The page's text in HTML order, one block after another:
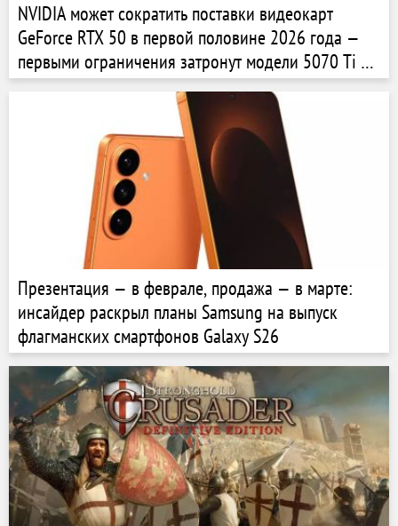
NVIDIA может сократить поставки видеокарт
GeForce RTX 50 в первой половине 2026 года —
первыми ограничения затронут модели 5070 Ti и
5060 Ti
Презентация — в феврале, продажа — в марте:
инсайдер раскрыл планы Samsung на выпуск
флагманских смартфонов Galaxy S26